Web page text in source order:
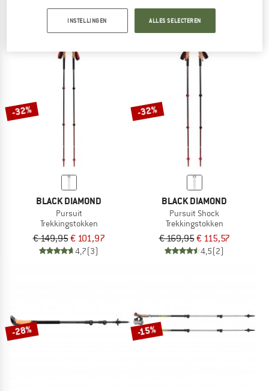
€ 199,95
4,8(4)
€ 99,95€ 89,96
4,5(2)
-32%
BLACK DIAMOND
Pursuit
Trekkingstokken
€ 149,95€ 101,97
4,7(3)
-32%
BLACK DIAMOND
Pursuit Shock
Trekkingstokken
€ 169,95€ 115,57
4,5(2)
-28% -15%
INSTELLINGEN ALLES SELECTEREN